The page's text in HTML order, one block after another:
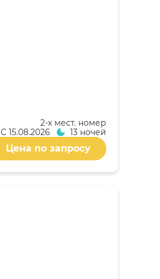
2-x мест. номер
С 15.08.2026 13 ночей
Цена по запросу